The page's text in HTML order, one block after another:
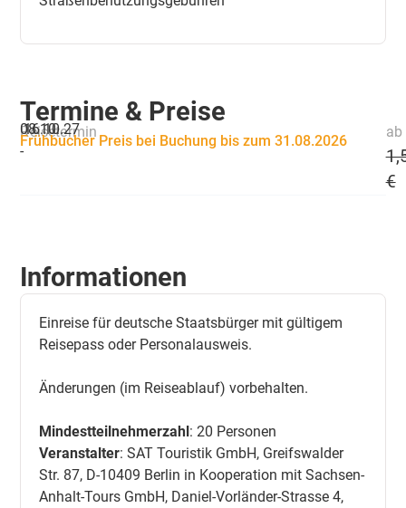
Termine & Preise
Reisetermin
08.10.
-
16.10.27
Frühbucher Preis bei Buchung bis zum 31.08.2026
ab
€
Informationen
Einreise für deutsche Staatsbürger mit gültigem
Reisepass oder Personalausweis.
Änderungen (im Reiseablauf) vorbehalten.
Mindestteilnehmerzahl: 20 Personen
Veranstalter: SAT Touristik GmbH, Greifswalder
Str. 87, D-10409 Berlin in Kooperation mit Sachsen-
Anhalt-Tours GmbH, Daniel-Vorländer-Strasse 4,